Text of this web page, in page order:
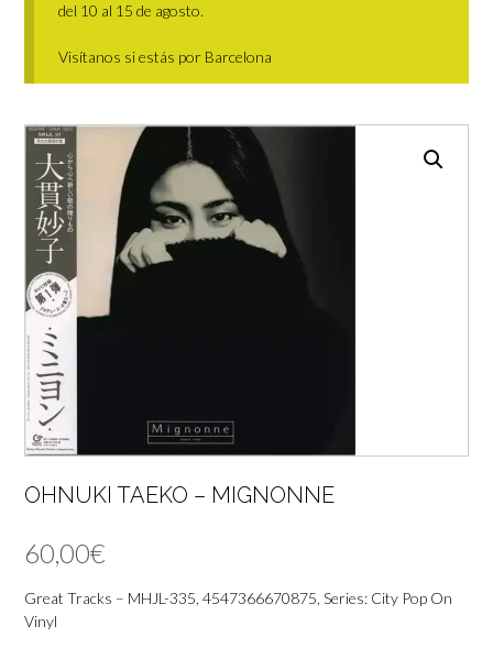
del 10 al 15 de agosto.
Visítanos si estás por Barcelona
OHNUKI TAEKO – MIGNONNE
60,00€
Great Tracks – MHJL-335, 4547366670875, Series: City Pop On
Vinyl